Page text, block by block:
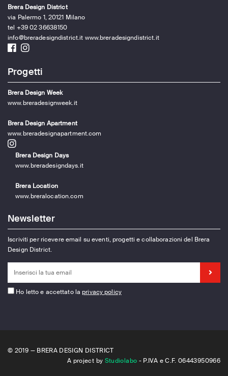
Brera Design District
via Palermo 1, 20121 Milano
tel +39 02 36638150
info@breradesigndistrict.it www.breradesigndistrict.it
Progetti
Brera Design Week
www.breradesignweek.it
Brera Design Apartment
www.breradesignapartment.com
Brera Design Days
www.breradesigndays.it
Brera Location
www.breralocation.com
Newsletter
Iscriviti per ricevere email su eventi, progetti e collaborazioni del Brera
Design District.
Ho letto e accettato la privacy policy
© 2019 — BRERA DESIGN DISTRICT
A project by Studiolabo - P.IVA e C.F. 06443950966